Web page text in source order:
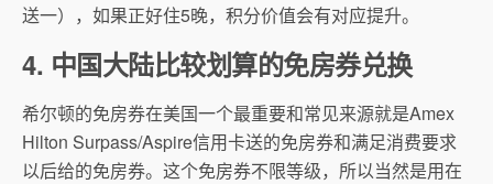
送一），如果正好住5晚，积分价值会有对应提升。
4. 中国大陆比较划算的免房券兑换
希尔顿的免房券在美国一个最重要和常见来源就是Amex
Hilton Surpass/Aspire信用卡送的免房券和满足消费要求
以后给的免房券。这个免房券不限等级，所以当然是用在